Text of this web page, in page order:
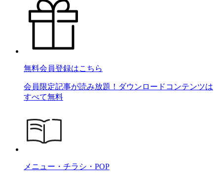
無料会員登録はこちら
会員限定記事が読み放題！ダウンロードコンテンツは
すべて無料
メニュー・チラシ・POP